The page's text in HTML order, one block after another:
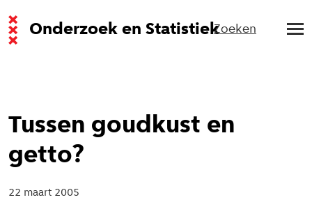
Onderzoek en StatistiekZoeken
Tussen goudkust en
getto?
22 maart 2005